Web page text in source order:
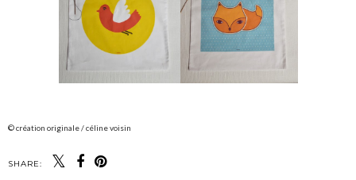
© création originale / céline voisin
SHARE: